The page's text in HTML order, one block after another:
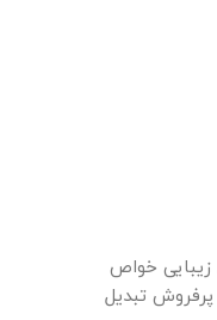
خواص
تبدیل